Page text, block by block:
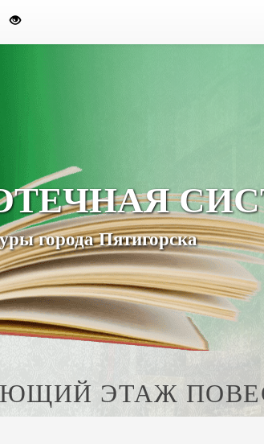
города Пятигорска
ЭТАЖ